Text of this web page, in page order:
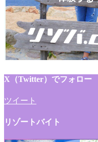
X（Twitter）でフォロー
ツイート
リゾートバイト